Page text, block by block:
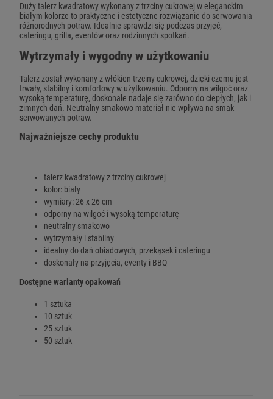
Duży talerz kwadratowy wykonany z trzciny cukrowej w eleganckim
białym kolorze to praktyczne i estetyczne rozwiązanie do serwowania
różnorodnych potraw. Idealnie sprawdzi się podczas przyjęć,
cateringu, grilla, eventów oraz rodzinnych spotkań.
Wytrzymały i wygodny w użytkowaniu
Talerz został wykonany z włókien trzciny cukrowej, dzięki czemu jest
trwały, stabilny i komfortowy w użytkowaniu. Odporny na wilgoć oraz
wysoką temperaturę, doskonale nadaje się zarówno do ciepłych, jak i
zimnych dań. Neutralny smakowo materiał nie wpływa na smak
serwowanych potraw.
Najważniejsze cechy produktu
talerz kwadratowy z trzciny cukrowej
kolor: biały
wymiary: 26 x 26 cm
odporny na wilgoć i wysoką temperaturę
neutralny smakowo
wytrzymały i stabilny
idealny do dań obiadowych, przekąsek i cateringu
doskonały na przyjęcia, eventy i BBQ
Dostępne warianty opakowań
1 sztuka
10 sztuk
25 sztuk
50 sztuk